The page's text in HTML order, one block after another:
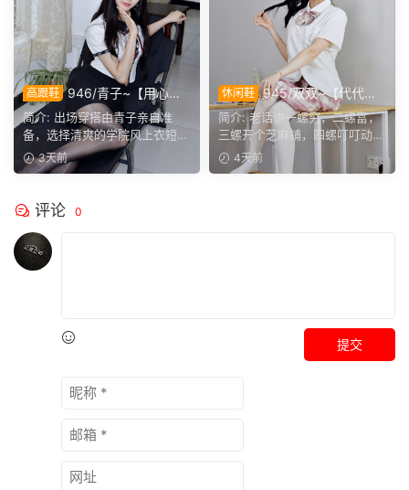
高跟鞋
946/青子~【用心准
备】来看青子亲自准备的整套
穿搭，经典学院风上身，这套
上身效果很合意。
简介: 出场穿搭由青子亲自准
备，选择清爽的学院风上衣短
裙。两双同款材质的袜子，...
3天前
休闲鞋 945/双双~【代代相
传】提起手指螺纹的老话，不
少人小时候都听过，大家还能
回忆起几句？
简介: 老话讲一螺穷，二螺富，
三螺开个芝麻铺，四螺叮叮动，
五螺挑屎桶。和双双聊...
4天前
评论 0
提交